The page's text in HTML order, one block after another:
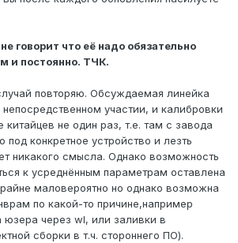
говорит что её надо обязательно
и постоянно. ТЧК.
повторяю. Обсуждаемая линейка
участии, и калибровки
не один раз, т.е. там с завода
под конкретное устройство и лезть
никакого смысла. Однако возможность
к усреднённым параметрам оставлена
маловероятно но однако возможна
по какой-то причине,например
юзера через wl, или заливки в
сборки в т.ч. стороннего ПО).